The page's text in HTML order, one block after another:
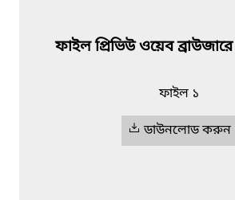
ফাইল প্রিভিউ ওয়েব
ফাইল ১
ডাউনলোড করুন